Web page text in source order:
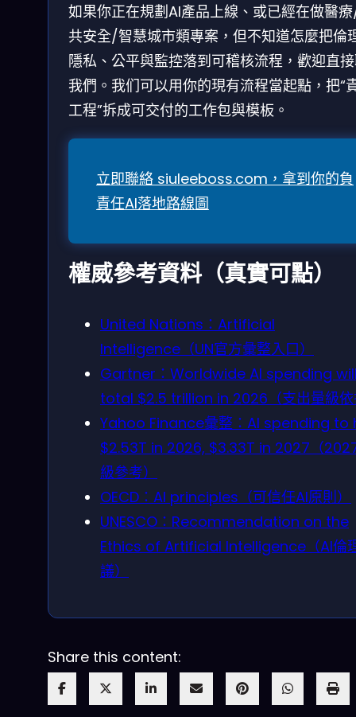
如果你正在規劃AI產品上線、或已經在做醫
共安全/智慧城市類專案，但不知道怎麼把倫
隱私、公平與監控落到可稽核流程，歡迎直
我們。我们可以用你的現有流程當起點，把“
工程”拆成可交付的工作包與模板。
立即聯絡 siuleeboss.com，拿到你的負
責任AI落地路線圖
權威參考資料（真實可點）
United Nations：Artificial
Intelligence（UN官方彙整入口）
Gartner：Worldwide AI spending
total $2.5 trillion in 2026（支出量級依
Yahoo Finance彙整：AI spending to
$2.53T in 2026, $3.33T in 2027（
級參考）
OECD：AI principles（可信任AI原則）
UNESCO：Recommendation on the
Ethics of Artificial Intelligence（AI倫
議）
Share this content: